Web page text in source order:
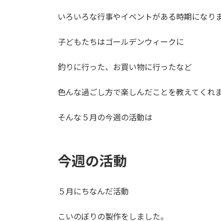
いろいろな行事やイベントがある時期になりま
子どもたちはゴールデンウィークに
釣りに行った、お買い物に行ったなど
色んな過ごし方で楽しんだことを教えてくれま
そんな５月の今週の活動は
今週の活動
５月にちなんだ活動
こいのぼりの製作をしました。